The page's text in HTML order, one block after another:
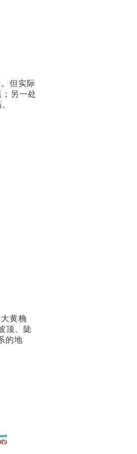
但实际
另一处
黄桷
顶、陡
的地